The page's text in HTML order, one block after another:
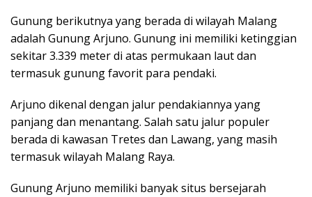
Gunung berikutnya yang berada di wilayah Malang
adalah Gunung Arjuno. Gunung ini memiliki ketinggian
sekitar 3.339 meter di atas permukaan laut dan
termasuk gunung favorit para pendaki.
Arjuno dikenal dengan jalur pendakiannya yang
panjang dan menantang. Salah satu jalur populer
berada di kawasan Tretes dan Lawang, yang masih
termasuk wilayah Malang Raya.
Gunung Arjuno memiliki banyak situs bersejarah